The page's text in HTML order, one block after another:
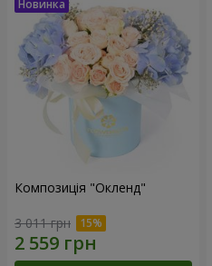
Композиція "Окленд"
3 011 грн